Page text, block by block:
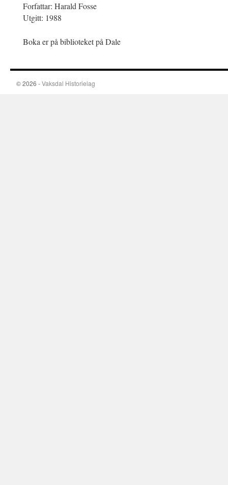
Forfattar: Harald Fosse
Utgitt: 1988
Boka er på biblioteket på Dale
© 2026 -Vaksdal Historielag